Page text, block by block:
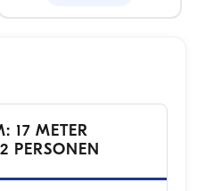
17 METER
PERSONEN